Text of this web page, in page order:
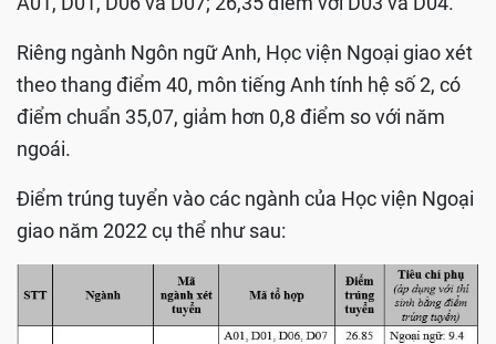
Riêng ngành Ngôn ngữ Anh, Học viện Ngoại giao xét
theo thang điểm 40, môn tiếng Anh tính hệ số 2, có
điểm chuẩn 35,07, giảm hơn 0,8 điểm so với năm
ngoái.
Điểm trúng tuyển vào các ngành của Học viện Ngoại
giao năm 2022 cụ thể như sau: